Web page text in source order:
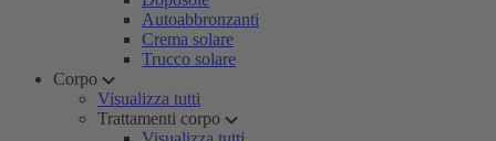
Autoabbronzanti
Crema solare
Trucco solare
Corpo
Visualizza tutti
Trattamenti corpo